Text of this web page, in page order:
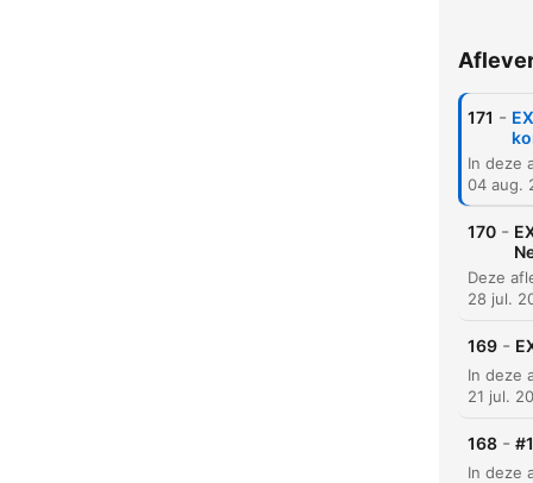
171 -
04 aug.
170 -
28 jul.
169 -
21 jul.
168 -